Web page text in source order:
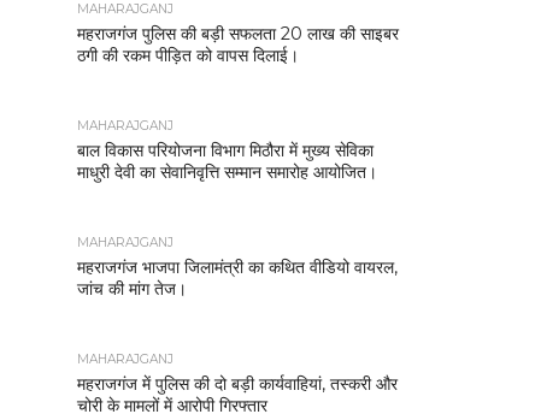
MAHARAJGANJ
महराजगंज पुलिस की बड़ी सफलता 20 लाख की साइबर
ठगी की रकम पीड़ित को वापस दिलाई।
MAHARAJGANJ
बाल विकास परियोजना विभाग मिठौरा में मुख्य सेविका
माधुरी देवी का सेवानिवृत्ति सम्मान समारोह आयोजित।
MAHARAJGANJ
महराजगंज भाजपा जिलामंत्री का कथित वीडियो वायरल,
जांच की मांग तेज।
MAHARAJGANJ
महराजगंज में पुलिस की दो बड़ी कार्यवाहियां, तस्करी और
चोरी के मामलों में आरोपी गिरफ्तार